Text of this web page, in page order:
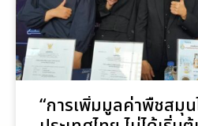
“การเพิ่มมูลค่าพืชสมุ